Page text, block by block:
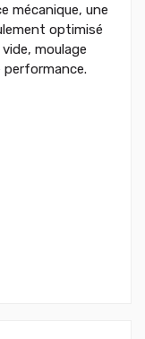
mécanique, une
optimisé
moulage